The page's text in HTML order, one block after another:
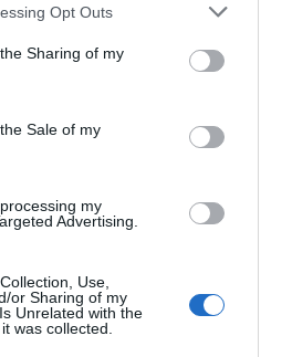
Opt Outs
Sharing of my
Sale of my
my
Advertising.
Use,
or Sharing of my
Unrelated with the
was collected.